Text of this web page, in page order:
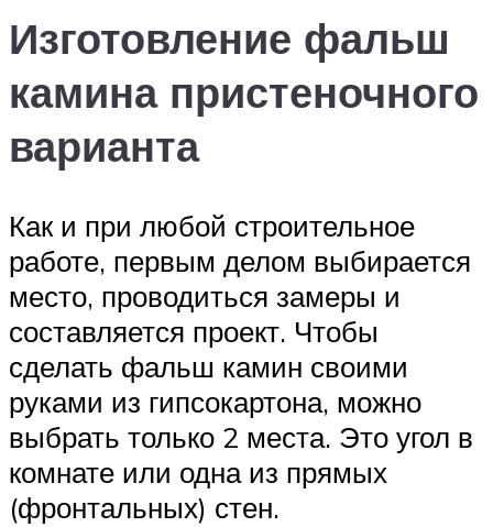
Изготовление фальш
камина пристеночного
варианта
Как и при любой строительное
работе, первым делом выбирается
место, проводиться замеры и
составляется проект. Чтобы
сделать фальш камин своими
руками из гипсокартона, можно
выбрать только 2 места. Это угол в
комнате или одна из прямых
(фронтальных) стен.